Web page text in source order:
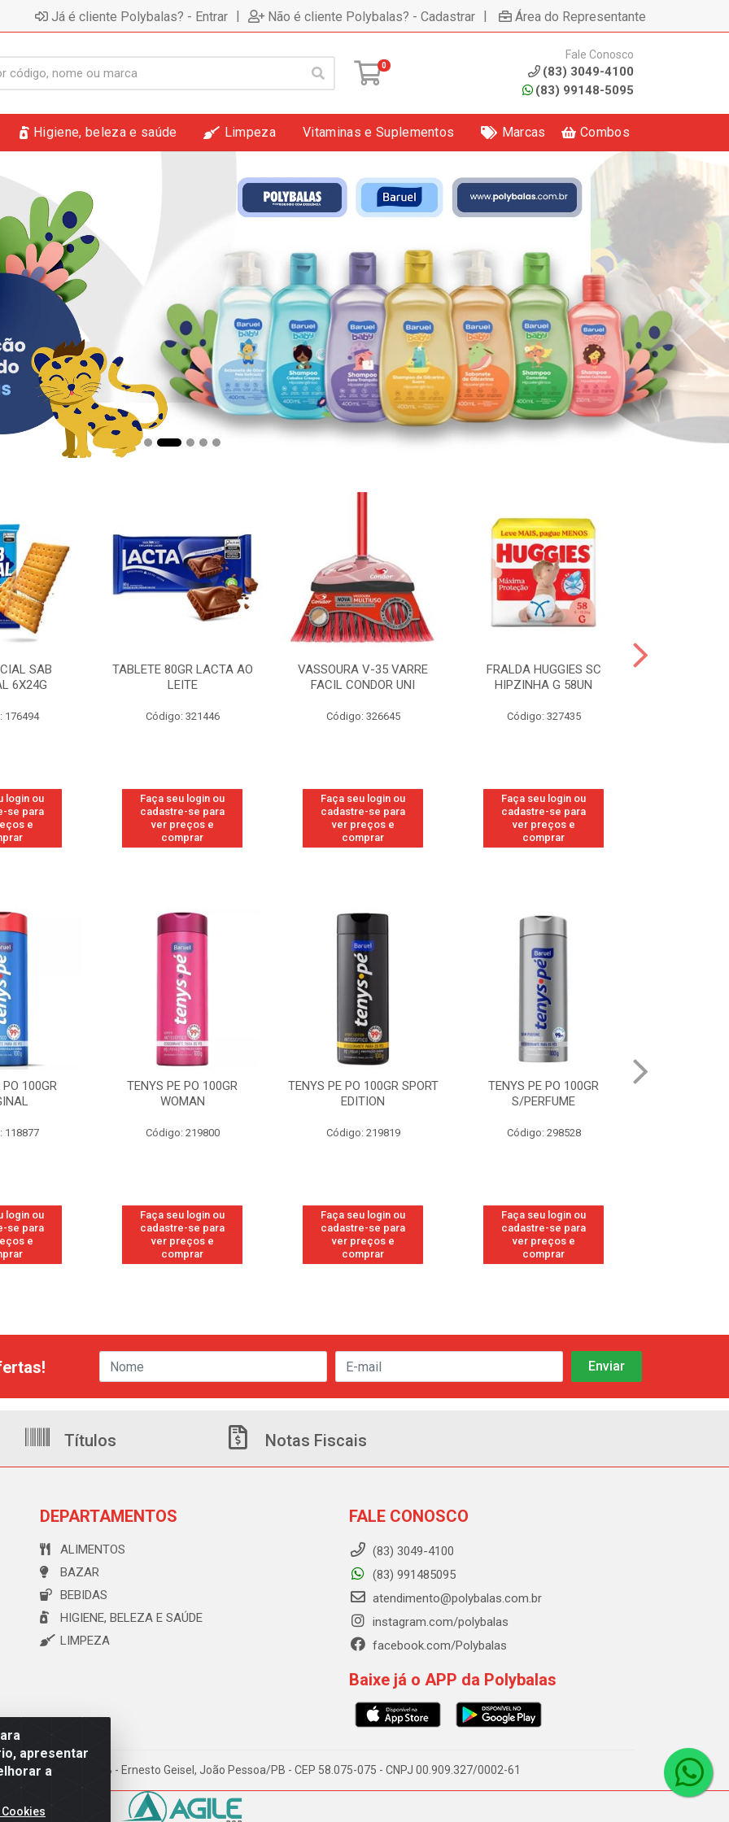
Já é cliente Polybalas? - Entrar | Não é cliente Polybalas? - Cadastrar | Área do Representante
0
Fale Conosco
(83) 3049-4100
(83) 99148-5095
Higiene, beleza e saúde Limpeza Vitaminas e Suplementos Marcas Combos
SAB
6X24G
176494
login ou
se para
e
TABLETE 80GR LACTA AO
LEITE
Código: 321446
Faça seu login ou
cadastre-se para
ver preços e
comprar
VASSOURA V-35 VARRE
FACIL CONDOR UNI
Código: 326645
Faça seu login ou
cadastre-se para
ver preços e
comprar
FRALDA HUGGIES SC
HIPZINHA G 58UN
Código: 327435
Faça seu login ou
cadastre-se para
ver preços e
comprar
TENYS PE PO 100GR
Faça seu login ou
cadastre-se para
TENYS PE PO 100GR SPORT
Faça seu login ou
cadastre-se para
TENYS PE PO 100GR
Faça seu login ou
cadastre-se para
TENYS PE PO 100GR MENTA
apresentar
a
Títulos Notas Fiscais
DEPARTAMENTOS
ALIMENTOS
BAZAR
BEBIDAS
HIGIENE, BELEZA E SAÚDE
LIMPEZA
FALE CONOSCO
(83) 3049-4100
(83) 991485095
atendimento@polybalas.com.br
instagram.com/polybalas
facebook.com/Polybalas
Baixe já o APP da Polybalas
173 Galpão B - Ernesto Geisel, João Pessoa/PB - CEP 58.075-075 - CNPJ 00.909.327/0002-61